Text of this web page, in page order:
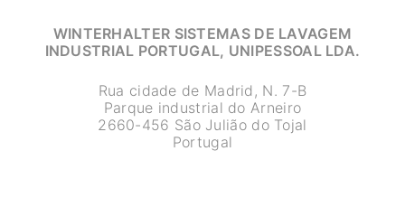
WINTERHALTER SISTEMAS DE LAVAGEM
INDUSTRIAL PORTUGAL, UNIPESSOAL LDA.
Rua cidade de Madrid, N. 7-B
Parque industrial do Arneiro
2660-456 São Julião do Tojal
Portugal